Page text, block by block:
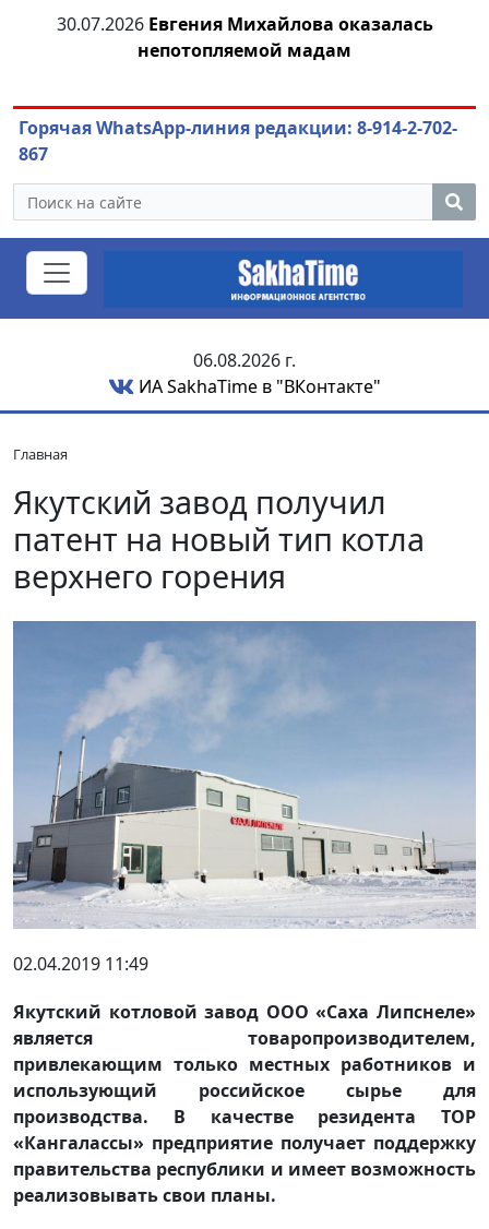
30.07.2026 Евгения Михайлова оказалась
непотопляемой мадам
Горячая WhatsApp-линия редакции: 8-914-2-702-
867
06.08.2026 г.
ИА SakhaTime в "ВКонтакте"
Главная
Якутский завод получил
патент на новый тип котла
верхнего горения
02.04.2019 11:49
Якутский котловой завод ООО «Саха Липснеле»
является товаропроизводителем,
привлекающим только местных работников и
использующий российское сырье для
производства. В качестве резидента ТОР
«Кангалассы» предприятие получает поддержку
правительства республики и имеет возможность
реализовывать свои планы.